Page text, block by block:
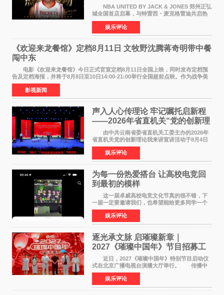
NBA UNITED BY JACK & JONES 郑州正弘
城全国首店启幕，与特雷西・麦克格雷迪共启热
爱 2026 年7 月21 日，
NBAUNITEDBYJACK&JONES 全国首店，于郑
州正弘城正式启幕。NBA 传奇球星
娱乐评论
《欢迎来龙餐馆》定档8月11日 文牧野沈腾蒋奇明带中餐
闯中东
电影《欢迎来龙餐馆》今日正式官宣定档8月11日全国上映，同时发布定档预
告及定档海报，并将于8月8日至10日14:00-21:00举行全国超前点映。作为战争美
食大片，影片讲述的是中国厨师徐福（沈腾
影视新闻
声入人心传理论 牢记嘱托启新程
——2026年省直机关“党的创新理
论我来讲”宣讲活动圆满落幕
由中共云南省委省直机关工委主办的2026年
省直机关党的创新理论我来讲宣讲活动于8月4日
至5日在昆明举办。活动以 "牢记嘱托 感恩奋进
开创云南发展新局面 "为主题，坚持以新时代中国
特色社会主义
娱乐评论
为每一份热爱搭台 让高校电竞回
到最初的模样
这一届卓威高校电竞文化节真的很不错，下
一届一定要邀请我们，也希望能给更多同学一个
来到现场的机会。 2026卓威高校电竞文化节
已经落下帷幕，在活动结束后，仍有不少高校电
竞社负责人和现
娱乐评论
逐光承文脉 启璀璨新章｜
2027《璀璨中国年》节目招募工
作圆满启动
近日，2027《璀璨中国年》特别节目启动仪
式在北京广播电视台演播大厅举行。 传播中
华优秀传统文化，弘扬纯正国风艺术，打造高规
格、高质感、正能量的文艺盛典，是璀璨中国年
矢志不渝的初心
娱乐评论